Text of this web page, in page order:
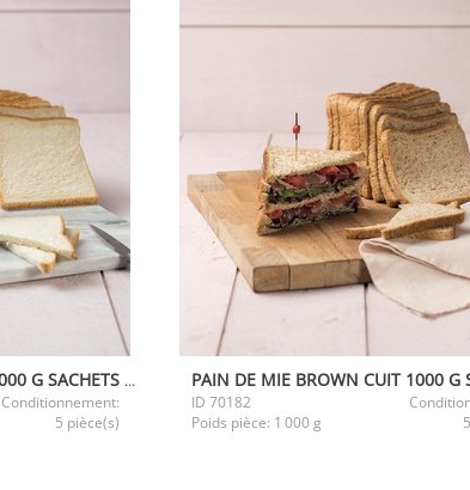
PAIN DE MIE BLANC CUIT 1000 G SACHETS DE 28 TRANCHES
Conditionnement:
5 pièce(s)
ID 70182
Poids pièce: 1 000 g